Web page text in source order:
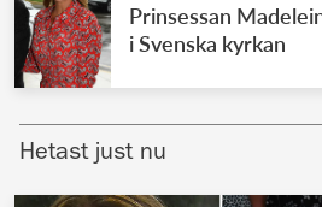
VÄRLDENS
Brittiska
Prinsessan
i Svenska kyrkan
Hetast just nu